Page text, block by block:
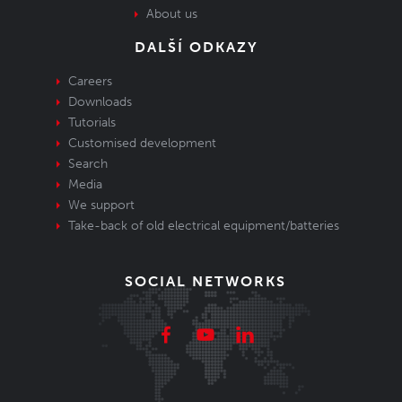
Příslušenství pro konektory MINI BUCCANEER
Price available on request
Code: 1002267
PX0810 Víčko vnitřní závit
Příslušenství pro konektory MINI BUCCANEER
IN STOCK
2,31 €
About us
DALŠÍ ODKAZY
Careers
Downloads
Tutorials
Customised development
Search
Media
We support
Take-back of old electrical equipment/batteries
SOCIAL NETWORKS